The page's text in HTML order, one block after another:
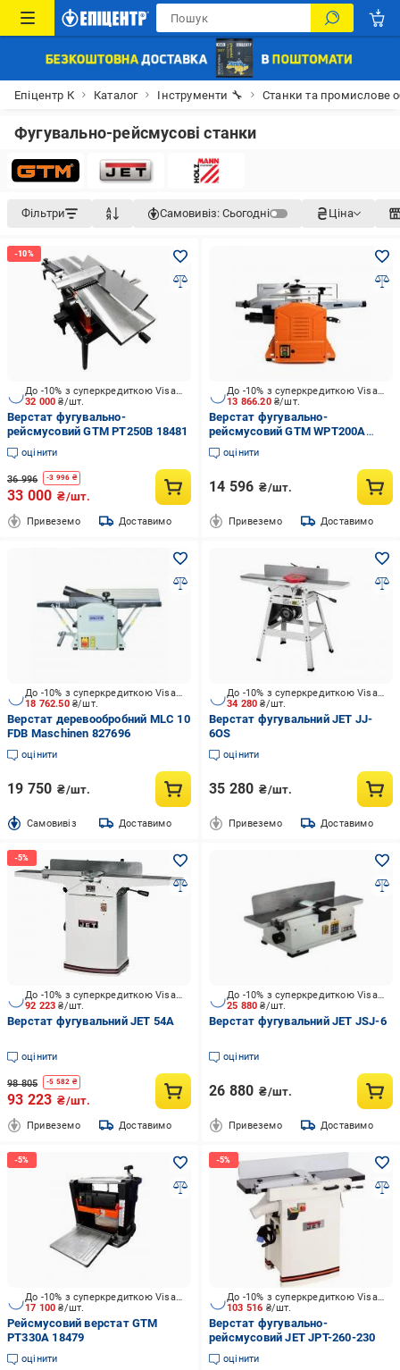
Епіцентр К Каталог Інструменти 🔧 Станки та промислове
Фугувально-рейсмусові станки
Фільтри Самовивіз: Сьогодні Ціна
32 000₴/шт.
До -10% з суперкредиткою Visa Вигода
Верстат фугувально-
рейсмусовий GTM PT250B 18481
оцінити
36 996 -3 996 ₴
33 000 ₴/шт.
Привеземо Доставимо
13 866.20 ₴/шт.
До -10% з суперкредиткою Visa Вигода
Верстат фугувально-
рейсмусовий GTM WPT200A
18408
оцінити
14 596 ₴/шт.
Привеземо Доставимо
18 762.50 ₴/шт.
До -10% з суперкредиткою Visa Вигода
Верстат деревообробний MLC 10
FDB Maschinen 827696
оцінити
19 750 ₴/шт.
Cамовивіз Доставимо
34 280₴/шт.
До -10% з суперкредиткою Visa Вигода
Верстат фугувальний JET JJ-
6OS
оцінити
35 280 ₴/шт.
Привеземо Доставимо
92 223₴/шт.
До -10% з суперкредиткою Visa Вигода
Верстат фугувальний JET 54A
оцінити
98 805 -5 582 ₴
93 223 ₴/шт.
Привеземо Доставимо
25 880₴/шт.
До -10% з суперкредиткою Visa Вигода
Верстат фугувальний JET JSJ-6
оцінити
26 880 ₴/шт.
Привеземо Доставимо
17 100₴/шт.
До -10% з суперкредиткою Visa Вигода
Рейсмусовий верстат GTM
PT330A 18479
оцінити
103 516 ₴/шт.
До -10% з суперкредиткою Visa Вигода
Верстат фугувально-
рейсмусовий JET JPT-260-230
оцінити